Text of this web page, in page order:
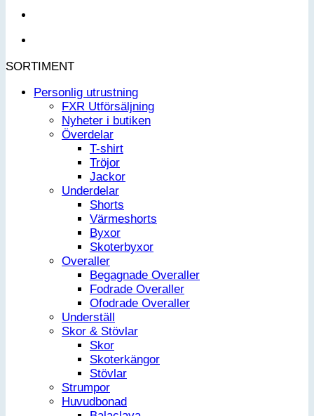
SORTIMENT
Personlig utrustning
FXR Utförsäljning
Nyheter i butiken
Överdelar
T-shirt
Tröjor
Jackor
Underdelar
Shorts
Värmeshorts
Byxor
Skoterbyxor
Overaller
Begagnade Overaller
Fodrade Overaller
Ofodrade Overaller
Underställ
Skor & Stövlar
Skor
Skoterkängor
Stövlar
Strumpor
Huvudbonad